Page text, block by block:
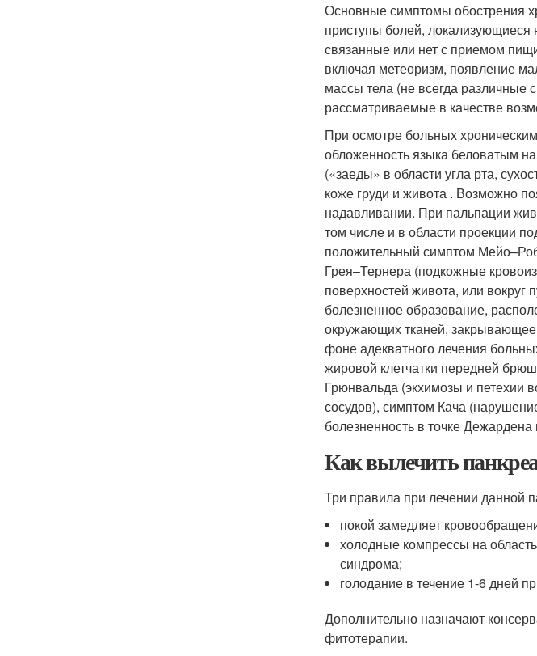
Основные симптомы обострения
приступы болей, локализующиеся
связанные или нет с приемом
включая метеоризм, появление
массы тела (не всегда различные
рассматриваемые в качестве
При осмотре больных
обложенность языка беловатым
(«заеды» в области угла рта,
коже груди и живота . Возможно
надавливании. При пальпации
том числе и в области проекции
положительный симптом
Грея–Тернера (подкожные
поверхностей живота, или вокруг
болезненное образование,
окружающих тканей,
фоне адекватного лечения
жировой клетчатки передней
Грюнвальда (экхимозы и петехии
сосудов), симптом Кача
болезненность в точке
Как вылечить
Три правила при лечении данной
покой замедляет
холодные компрессы на
синдрома;
голодание в течение 1-6 дней
Дополнительно назначают
фитотерапии.